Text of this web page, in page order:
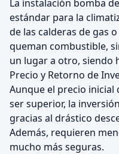
La instalación bomba
estándar para la
de las calderas de gas
queman combustible,
un lugar a otro, siendo
Precio y Retorno de
Aunque el precio inicial
ser superior, la
gracias al drástico
Además, requieren
mucho más seguras.